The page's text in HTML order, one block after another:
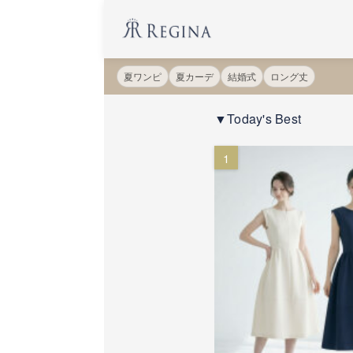
夏ワンピ 夏カーデ 結婚式 ロング丈
▼Today's Best
1